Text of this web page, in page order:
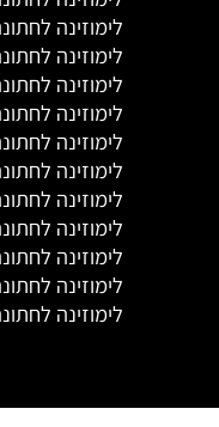
אזורי שירות
לימוזינה לחתונה
לימוזינה לחתונה
לימוזינה לחתונה
לימוזינה לחתונה
לימוזינה לחתונה
לימוזינה לחתונה
לימוזינה לחתונה
לימוזינה לחתונה
לימוזינה לחתונה
לימוזינה לחתונה